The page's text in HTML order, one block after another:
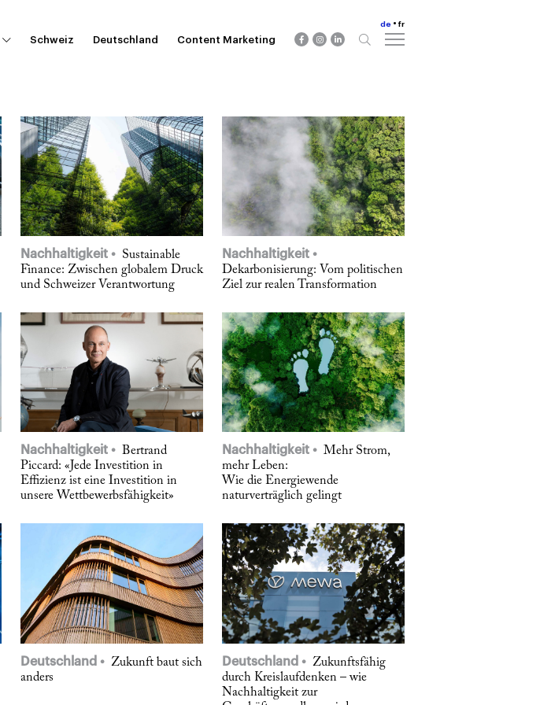
Schweiz Deutschland Content Marketing
de fr
Nachhaltigkeit
Sustainable
Finance: Zwischen globalem Druck
und Schweizer Verantwortung
Nachhaltigkeit
Dekarbonisierung: Vom politischen
Ziel zur realen Transformation
Nachhaltigkeit
Bertrand
Piccard: «Jede Investition in
Effizienz ist eine Investition in
unsere Wettbewerbsfähigkeit»
Nachhaltigkeit
Mehr Strom,
mehr Leben:
Wie die Energiewende
naturverträglich gelingt
Deutschland
Zukunft baut sich
anders
Deutschland
Zukunftsfähig
durch Kreislaufdenken – wie
Nachhaltigkeit zur